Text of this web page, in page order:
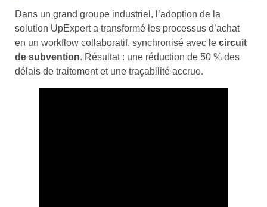
Dans un grand groupe industriel, l’adoption de la
solution UpExpert a transformé les processus d’achat
en un workflow collaboratif, synchronisé avec le circuit
de subvention. Résultat : une réduction de 50 % des
délais de traitement et une traçabilité accrue.